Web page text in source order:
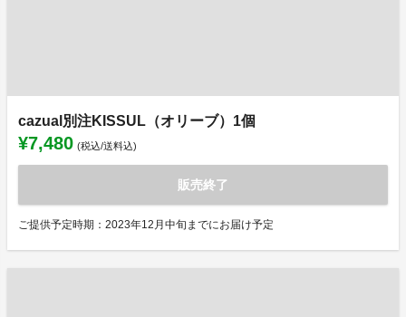
cazual別注KISSUL（オリーブ）1個
¥7,480 (税込/送料込)
販売終了
ご提供予定時期：2023年12月中旬までにお届け予定